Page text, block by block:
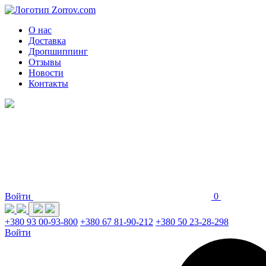
О нас
Доставка
Дропшиппинг
Отзывы
Новости
Контакты
Войти 0
+380 93 00-93-800 +380 67 81-90-212 +380 50 23-28-298
Войти